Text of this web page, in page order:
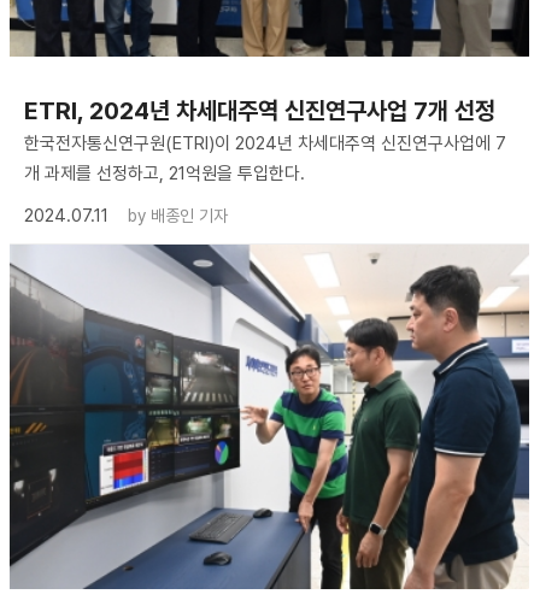
ETRI, 2024년 차세대주역 신진연구사업 7개 선정
한국전자통신연구원(ETRI)이 2024년 차세대주역 신진연구사업에 7
개 과제를 선정하고, 21억원을 투입한다.
2024.07.11
by 배종인 기자